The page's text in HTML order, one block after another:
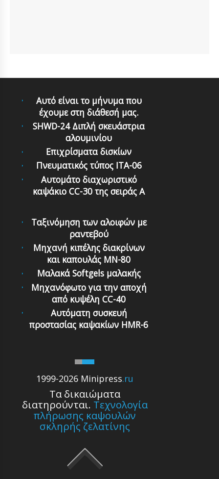
Αυτό είναι το μήνυμα που
έχουμε στη διάθεσή μας.
SHWD-24 Διπλή σκευάστρια
αλουμινίου
Επιχρίσματα δισκίων
Πνευματικός τύπος ITA-06
Αυτομάτο διαχωριστικό
καψάκιο CC-30 της σειράς Α
1999-2026 Minipress.ru
Τα δικαιώματα
διατηρούνται. Τεχνολογία
πλήρωσης καψουλών
σκληρής ζελατίνης
Ταξινόμηση των αλοιφών με
ραντεβού
Μηχανή κιπέλης διακρίνων
και καπουλάς MN-80
Μαλακά Softgels μαλακής
Μηχανόφωτο για την αποχή
από κυψέλη CC-40
Αυτόματη συσκευή
προστασίας καψακίων HMR-6